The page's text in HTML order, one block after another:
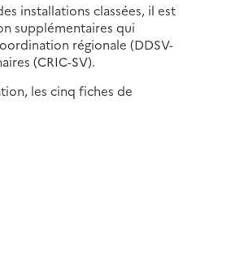
installations classées, il est
supplémentaires qui
régionale (DDSV-
(CRIC-SV).
les cinq fiches de